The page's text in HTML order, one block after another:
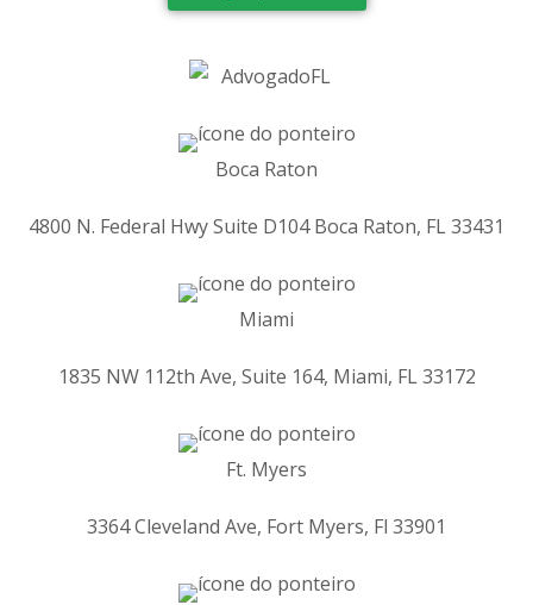
Boca Raton
4800 N. Federal Hwy Suite D104 Boca Raton, FL 33431
Miami
1835 NW 112th Ave, Suite 164, Miami, FL 33172
Ft. Myers
3364 Cleveland Ave, Fort Myers, Fl 33901